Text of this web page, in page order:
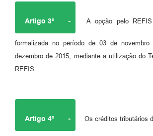
Artigo 3º - A opção pelo
formalizada no período de 03 de
dezembro de 2015, mediante a utilização do
REFIS.
Artigo 4º - Os créditos tributários